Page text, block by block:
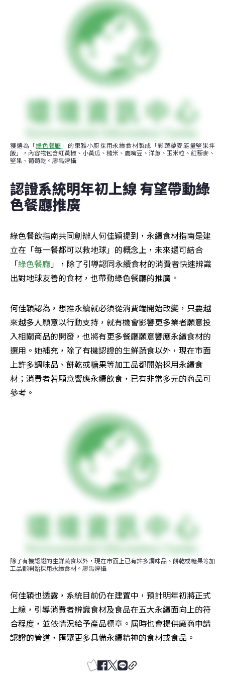
獲選為「綠色餐廳 」的東雅小廚採用永續食材製成「彩蔬藜麥能量堅果拌
飯」，內容物包含紅黃椒、小黃瓜、糙米、鷹嘴豆、洋蔥、玉米粒、紅藜麥、
堅果、葡萄乾。廖禹婷攝
認證系統明年初上線 有望帶動綠
色餐廳推廣
綠色餐飲指南共同創辦人何佳穎提到，永續食材指南是建
立在「每一餐都可以救地球」的概念上，未來還可結合
「綠色餐廳」，除了引導認同永續食材的消費者快速辨識
出對地球友善的食材，也帶動綠色餐廳的推廣。
何佳穎認為，想推永續就必須從消費端開始改變，只要越
來越多人願意以行動支持，就有機會影響更多業者願意投
入相關商品的開發，也將有更多餐廳願意響應永續食材的
選用。她補充，除了有機認證的生鮮蔬食以外，現在市面
上許多調味品、餅乾或糖果等加工品都開始採用永續食
材；消費者若願意響應永續飲食，已有非常多元的商品可
參考。
除了有機認證的生鮮蔬食以外，現在市面上已有許多調味品、餅乾或糖果等加
工品都開始採用永續食材。廖禹婷攝
何佳穎也透露，系統目前仍在建置中，預計明年初將正式
上線，引導消費者辨識食材及食品在五大永續面向上的符
合程度，並依情況給予產品標章。屆時也會提供廠商申請
認證的管道，匯聚更多具備永續精神的食材或食品。